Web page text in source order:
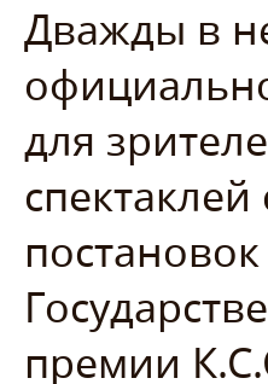
Дважды в
для
премии